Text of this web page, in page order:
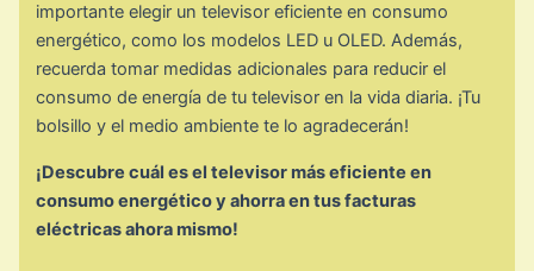
importante elegir un televisor eficiente en consumo
energético, como los modelos LED u OLED. Además,
recuerda tomar medidas adicionales para reducir el
consumo de energía de tu televisor en la vida diaria. ¡Tu
bolsillo y el medio ambiente te lo agradecerán!
¡Descubre cuál es el televisor más eficiente en
consumo energético y ahorra en tus facturas
eléctricas ahora mismo!